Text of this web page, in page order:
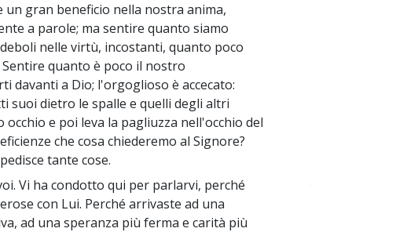
gran beneficio nella nostra anima,
a parole; ma sentire quanto siamo
nelle virtù, incostanti, quanto poco
quanto è poco il nostro
davanti a Dio; l'orgoglioso è accecato:
suoi dietro le spalle e quelli degli altri
e poi leva la pagliuzza nell'occhio del
che cosa chiederemo al Signore?
tante cose.
Vi ha condotto qui per parlarvi, perché
con Lui. Perché arrivaste ad una
ad una speranza più ferma e carità più